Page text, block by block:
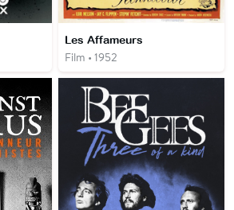
Les Affameurs
Film • 1952